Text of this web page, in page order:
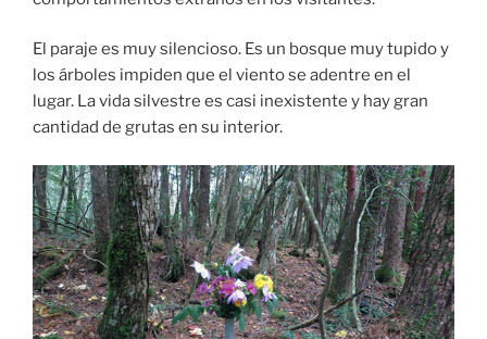
El paraje es muy silencioso. Es un bosque muy tupido y
los árboles impiden que el viento se adentre en el
lugar. La vida silvestre es casi inexistente y hay gran
cantidad de grutas en su interior.